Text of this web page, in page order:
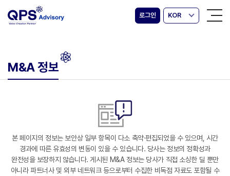
로그인 KOR
M&A 정보
본 페이지의 정보는 보안상 일부 항목이 다소 축약·편집되었을 수 있으며, 시간
경과에 따른 유효성의 변동이 있을 수 있습니다. 당사는 정보의 정확성과
완전성을 보장하지 않습니다. 게시된 M&A 정보는 당사가 직접 소싱한 딜 뿐만
아니라 파트너사 및 외부 네트워크 등으로부터 수집한 비독점 자료도 포함될 수